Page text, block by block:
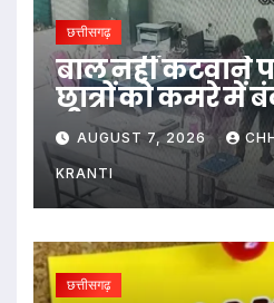
छत्तीसगढ़
बाल नहीं कटवाने
छात्रों को कमरे में
पीटा…
AUGUST 7, 2026
KRANTI
छत्तीसगढ़